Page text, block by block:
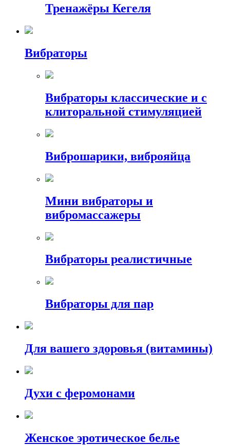
Тренажёры Кегеля
Вибраторы
Вибраторы классические и с
клиторальной стимуляцией
Виброшарики, виброяйца
Мини вибраторы и
вибромассажеры
Вибраторы реалистичные
Вибраторы для пар
Для вашего здоровья (витамины)
Духи с феромонами
Женское эротическое белье